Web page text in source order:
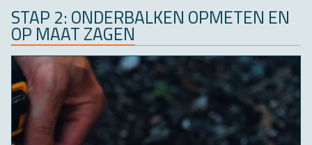
STAP 2: ON­DER­BAL­KEN OP­ME­TEN EN
OP MAAT ZAGEN